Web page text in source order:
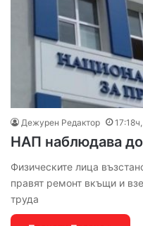
Дежурен Редактор
НАП наблюдава
Физическите лица
правят ремонт вкъщи и
труда